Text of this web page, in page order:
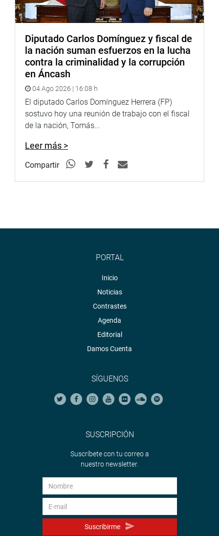
Diputado Carlos Domínguez y fiscal de
la nación suman esfuerzos en la lucha
contra la criminalidad y la corrupción
en Áncash
04 Ago 2026 | 16:08 h
El diputado Carlos Domínguez Herrera (FP)
sostuvo hoy una reunión de trabajo con el fiscal
de la nación, Tomás...
Leer más >
Compartir
PORTAL
Inicio
Noticias
Contrastes
Agenda
Editorial
Damos Cuenta
SÍGUENOS
SUSCRIPCIÓN
Suscríbete con tu correo a
nuestro newsletter.
Suscribirme